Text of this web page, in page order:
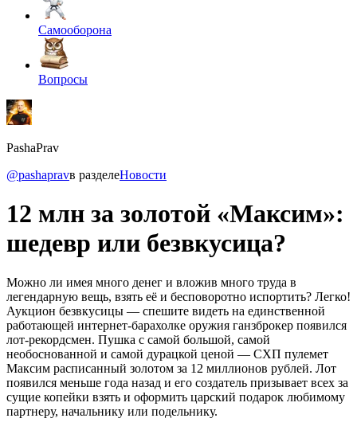
Самооборона
Вопросы
PashaPrav
@pashapravв разделеНовости
12 млн за золотой «Максим»:
шедевр или безвкусица?
Можно ли имея много денег и вложив много труда в
легендарную вещь, взять её и бесповоротно испортить? Легко!
Аукцион безвкусицы — спешите видеть на единственной
работающей интернет-барахолке оружия ганзброкер появился
лот-рекордсмен. Пушка с самой большой, самой
необоснованной и самой дурацкой ценой — СХП пулемет
Максим расписанный золотом за 12 миллионов рублей. Лот
появился меньше года назад и его создатель призывает всех за
сущие копейки взять и оформить царский подарок любимому
партнеру, начальнику или подельнику.